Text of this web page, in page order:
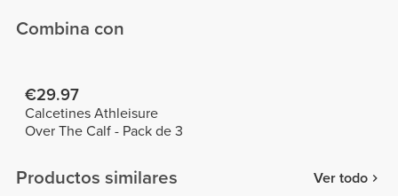
Combina con
€29.97
Calcetines Athleisure
Over The Calf - Pack de 3
Productos similares Ver todo